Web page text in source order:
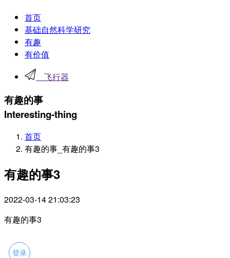
首页
基础自然科学研究
有趣
有价值
飞行器
有趣的事
Interesting-thing
首页
有趣的事_有趣的事3
有趣的事3
2022-03-14 21:03:23
有趣的事3
登录